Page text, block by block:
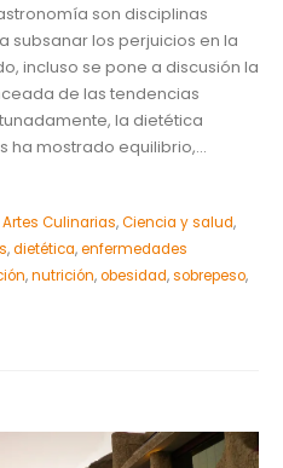
son disciplinas
subsanar los perjuicios en la
incluso se pone a discusión la
de las tendencias
la dietética
ha mostrado equilibrio,...
Artes Culinarias,Ciencia y salud,
,dietética,enfermedades
,nutrición,obesidad,sobrepeso,